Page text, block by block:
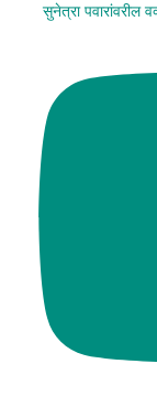
सुनेत्रा पवारांवरील